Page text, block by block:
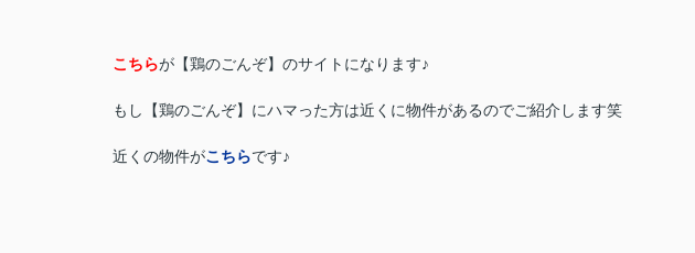
こちらが【鶏のごんぞ】のサイトになります♪
もし【鶏のごんぞ】にハマった方は近くに物件があるのでご紹介します笑
近くの物件がこちらです♪